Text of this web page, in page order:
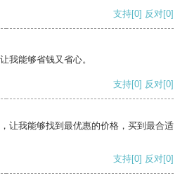
支持[0] 反对[0]
我能够省钱又省心。
支持[0] 反对[0]
让我能够找到最优惠的价格，买到最合适
支持[0] 反对[0]